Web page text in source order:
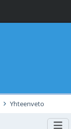
Yhteenveto